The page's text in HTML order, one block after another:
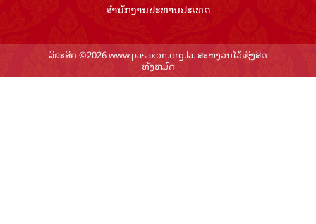
ສຳ​ນັກ​ງານ​ປະ​ທານ​ປະ​ເທດ
ລິຂະສິດ ©2026 www.pasaxon.org.la. ສະຫງວນໄວ້ເຊິງສິດ
ທັງຫມົດ